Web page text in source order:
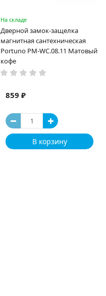
На складе
Дверной замок-защелка
магнитная сантехническая
Portuno PM-WC.08.11 Матовый
кофе
859 ₽
В корзину